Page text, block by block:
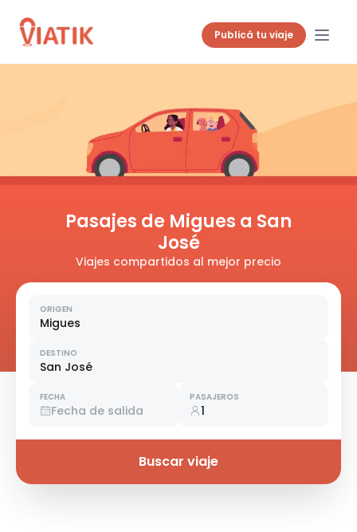
Publicá tu viaje
Pasajes de Migues a San
José
Viajes compartidos al mejor precio
ORIGEN
Migues
DESTINO
San José
FECHA
Fecha de salida
PASAJEROS
1
Buscar viaje